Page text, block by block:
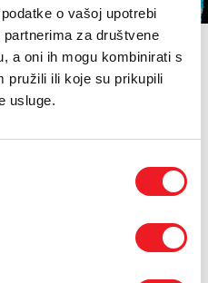
o vašoj upotrebi
za društvene
a oni ih mogu kombinirati s
pružili ili koje su prikupili
usluge.
savršenu kombinaciju
i potreban ti je mobilni
tarifa je tvoj odabir. Uz to dobiješ
15GB interneta
ugovora!